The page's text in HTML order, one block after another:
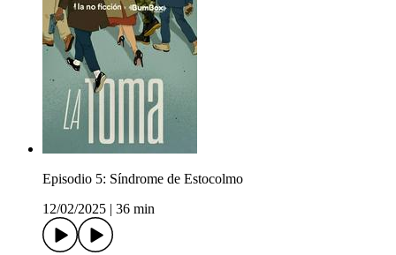
Episodio 5: Síndrome de Estocolmo
12/02/2025
36 min